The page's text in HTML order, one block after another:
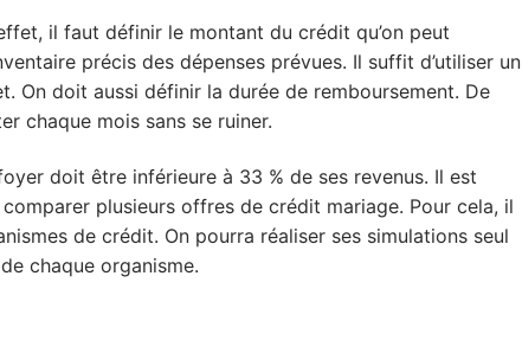
il faut définir le montant du crédit qu’on peut
précis des dépenses prévues. Il suffit d’utiliser un
On doit aussi définir la durée de remboursement. De
chaque mois sans se ruiner.
doit être inférieure à 33 % de ses revenus. Il est
plusieurs offres de crédit mariage. Pour cela, il
de crédit. On pourra réaliser ses simulations seul
chaque organisme.